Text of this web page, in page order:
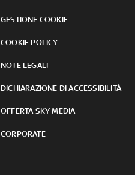
GESTIONE COOKIE
COOKIE POLICY
NOTE LEGALI
DICHIARAZIONE DI ACCESSIBILITÀ
OFFERTA SKY MEDIA
CORPORATE